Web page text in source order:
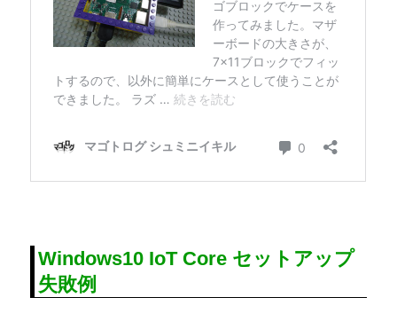
Windows10 IoT Core セットアップ
失敗例